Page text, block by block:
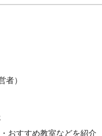
者）
おすすめ教室などを紹介